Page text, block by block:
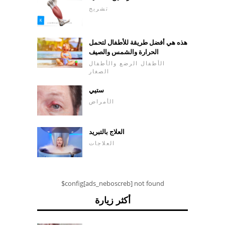
تشريح
هذه هي أفضل طريقة للأطفال لتحمل
الحرارة والشمس والصيف
الأطفال الرضع والأطفال
الصغار
ستيي
الأمراض
العلاج بالتبريد
العلاجات
$config[ads_neboscreb] not found
أكثر زيارة